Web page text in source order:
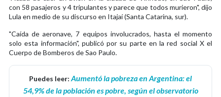
con 58 pasajeros y 4 tripulantes y parece que todos murieron", dijo
Lula en medio de su discurso en Itajaí (Santa Catarina, sur).
"Caída de aeronave, 7 equipos involucrados, hasta el momento
solo esta información", publicó por su parte en la red social X el
Cuerpo de Bomberos de Sao Paulo.
Puedes leer: Aumentó la pobreza en Argentina: el
54,9% de la población es pobre, según el observatorio